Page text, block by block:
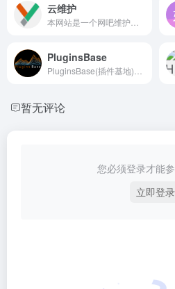
云维护
PluginsBase
暂无评论
您必须登录才能
立即登录